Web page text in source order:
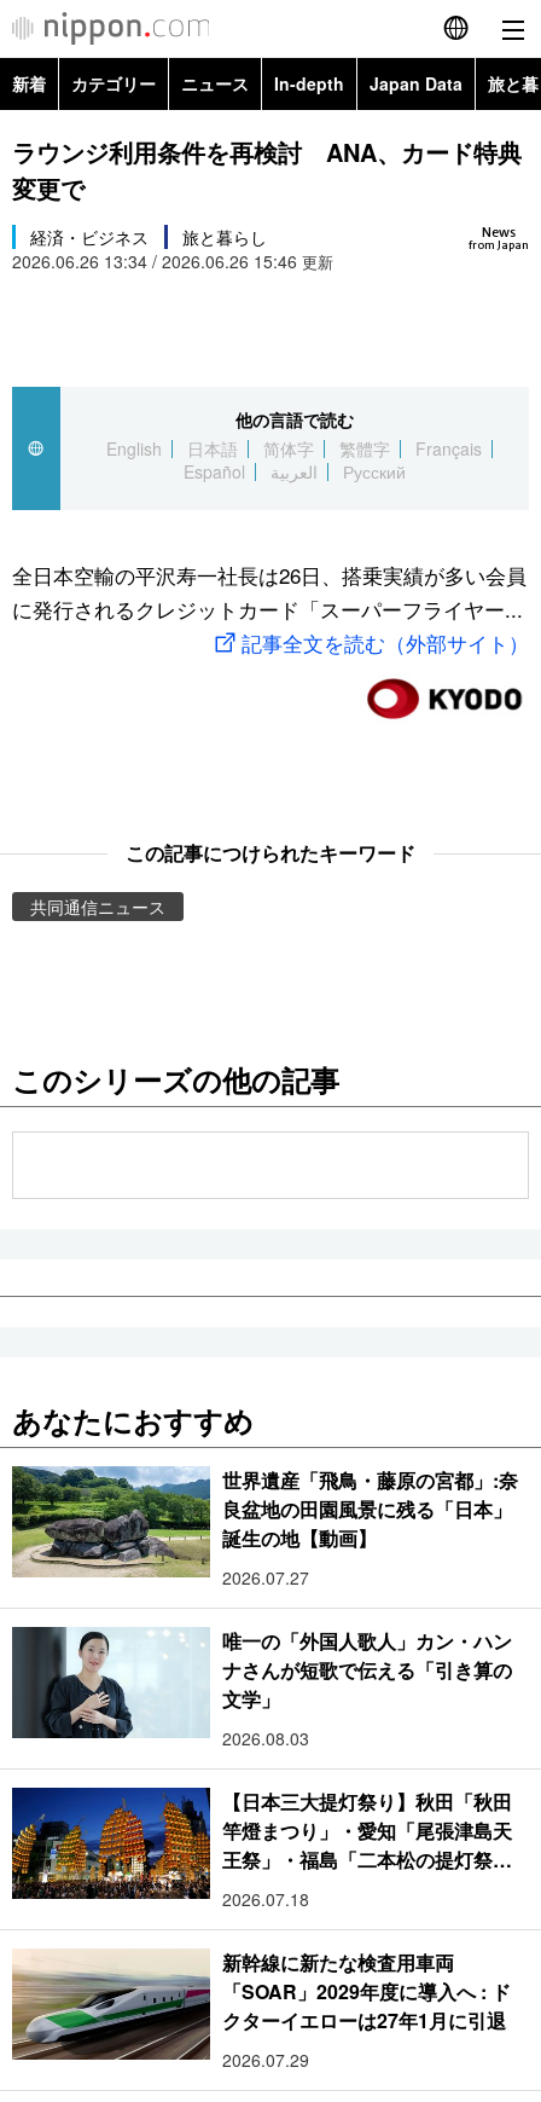
English
简体字
Русский
カテゴリー
国際
社会
文化
アーカイブ
Japan Data
旅と暮らし
動画/Live
Images
People
公式SNS
新着 カテゴリー ニュース In-depth Japan Data 旅と
政治・外交
経済・ビジネス
国際・海外
文化
科学・技術
暮らし
スポーツ・東京2020
Topics
ラウンジ利用条件を再検討 ANA、カード特典
変更で
News
from Japan
経済・ビジネス
旅と暮らし
2026.06.26 13:34 / 2026.06.26 15:46 更新
他の言語で読む
English
日本語 简体字 繁體字
Français
Español
العربية Русский
全日本空輸の平沢寿一社長は26日、搭乗実績が多い会員
に発行されるクレジットカード「スーパーフライヤー...
記事全文を読む（外部サイト）
この記事につけられたキーワード
共同通信ニュース
このシリーズの他の記事
あなたにおすすめ
世界遺産「飛鳥・藤原の宮都」:奈
良盆地の田園風景に残る「日本」
誕生の地【動画】
2026.07.27
唯一の「外国人歌人」カン・ハン
ナさんが短歌で伝える「引き算の
文学」
2026.08.03
【日本三大提灯祭り】秋田「秋田
竿燈まつり」・愛知「尾張津島天
王祭」・福島「二本松の提灯祭
り」:おびただしい灯火が夜空を照
2026.07.18
新幹線に新たな検査用車両
「SOAR」2029年度に導入へ : ド
クターイエローは27年1月に引退
2026.07.29